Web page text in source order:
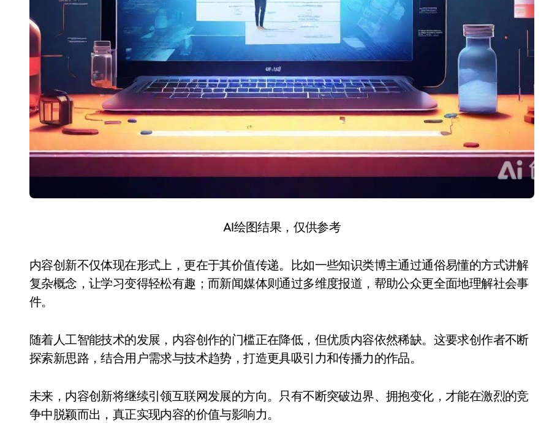
AI绘图结果，仅供参考
内容创新不仅体现在形式上，更在于其价值传递。比如一些知识类博主通过通俗易懂的方式讲解
复杂概念，让学习变得轻松有趣；而新闻媒体则通过多维度报道，帮助公众更全面地理解社会事
件。
随着人工智能技术的发展，内容创作的门槛正在降低，但优质内容依然稀缺。这要求创作者不断
探索新思路，结合用户需求与技术趋势，打造更具吸引力和传播力的作品。
未来，内容创新将继续引领互联网发展的方向。只有不断突破边界、拥抱变化，才能在激烈的竞
争中脱颖而出，真正实现内容的价值与影响力。